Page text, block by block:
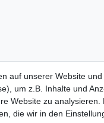
auf unserer Website
um z.B. Inhalte und
Website zu
die wir in den